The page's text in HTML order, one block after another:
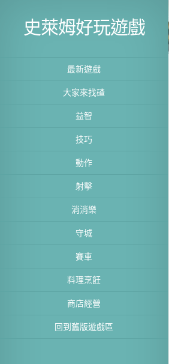
史萊姆好玩遊戲
最新遊戲
大家來找碴
益智
技巧
動作
射擊
消消樂
守城
賽車
料理烹飪
商店經營
回到舊版遊戲區